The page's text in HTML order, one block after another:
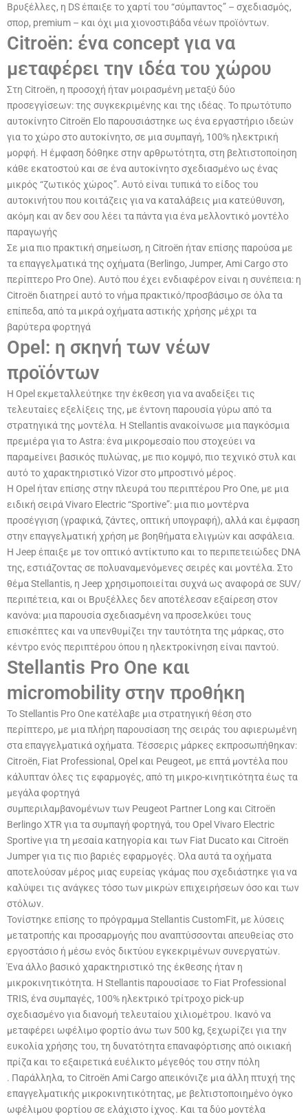
Βρυξέλλες, η DS έπαιξε το χαρτί του “σύμπαντος” – σχεδιασμός,
σπορ, premium – και όχι μια χιονοστιβάδα νέων προϊόντων.
Citroën: ένα concept για να
μεταφέρει την ιδέα του χώρου
Στη Citroën, η προσοχή ήταν μοιρασμένη μεταξύ δύο
προσεγγίσεων: της συγκεκριμένης και της ιδέας. Το πρωτότυπο
αυτοκίνητο Citroën Elo παρουσιάστηκε ως ένα εργαστήριο ιδεών
για το χώρο στο αυτοκίνητο, σε μια συμπαγή, 100% ηλεκτρική
μορφή. Η έμφαση δόθηκε στην αρθρωτότητα, στη βελτιστοποίηση
κάθε εκατοστού και σε ένα αυτοκίνητο σχεδιασμένο ως ένας
μικρός “ζωτικός χώρος”. Αυτό είναι τυπικά το είδος του
αυτοκινήτου που κοιτάζεις για να καταλάβεις μια κατεύθυνση,
ακόμη και αν δεν σου λέει τα πάντα για ένα μελλοντικό μοντέλο
παραγωγής
Σε μια πιο πρακτική σημείωση, η Citroën ήταν επίσης παρούσα με
τα επαγγελματικά της οχήματα (Berlingo, Jumper, Ami Cargo στο
περίπτερο Pro One). Αυτό που έχει ενδιαφέρον είναι η συνέπεια: η
Citroën διατηρεί αυτό το νήμα πρακτικό/προσβάσιμο σε όλα τα
επίπεδα, από τα μικρά οχήματα αστικής χρήσης μέχρι τα
βαρύτερα φορτηγά
Opel: η σκηνή των νέων
προϊόντων
Η Opel εκμεταλλεύτηκε την έκθεση για να αναδείξει τις
τελευταίες εξελίξεις της, με έντονη παρουσία γύρω από τα
στρατηγικά της μοντέλα. Η Stellantis ανακοίνωσε μια παγκόσμια
πρεμιέρα για το Astra: ένα μικρομεσαίο που στοχεύει να
παραμείνει βασικός πυλώνας, με πιο κομψό, πιο τεχνικό στυλ και
αυτό το χαρακτηριστικό Vizor στο μπροστινό μέρος.
Η Opel ήταν επίσης στην πλευρά του περιπτέρου Pro One, με μια
ειδική σειρά Vivaro Electric “Sportive”: μια πιο μοντέρνα
προσέγγιση (γραφικά, ζάντες, οπτική υπογραφή), αλλά και έμφαση
στην επαγγελματική χρήση με βοηθήματα ελιγμών και ασφάλεια.
Η Jeep έπαιξε με τον οπτικό αντίκτυπο και το περιπετειώδες DNA
της, εστιάζοντας σε πολυαναμενόμενες σειρές και μοντέλα. Στο
θέμα Stellantis, η Jeep χρησιμοποιείται συχνά ως αναφορά σε SUV/
περιπέτεια, και οι Βρυξέλλες δεν αποτέλεσαν εξαίρεση στον
κανόνα: μια παρουσία σχεδιασμένη να προσελκύει τους
επισκέπτες και να υπενθυμίζει την ταυτότητα της μάρκας, στο
κέντρο ενός περιπτέρου όπου η ηλεκτροκίνηση είναι παντού.
Stellantis Pro One και
micromobility στην προθήκη
Το Stellantis Pro One κατέλαβε μια στρατηγική θέση στο
περίπτερο, με μια πλήρη παρουσίαση της σειράς του αφιερωμένη
στα επαγγελματικά οχήματα. Τέσσερις μάρκες εκπροσωπήθηκαν:
Citroën, Fiat Professional, Opel και Peugeot, με επτά μοντέλα που
κάλυπταν όλες τις εφαρμογές, από τη μικρο-κινητικότητα έως τα
μεγάλα φορτηγά
συμπεριλαμβανομένων των Peugeot Partner Long και Citroën
Berlingo XTR για τα συμπαγή φορτηγά, του Opel Vivaro Electric
Sportive για τη μεσαία κατηγορία και των Fiat Ducato και Citroën
Jumper για τις πιο βαριές εφαρμογές. Όλα αυτά τα οχήματα
αποτελούσαν μέρος μιας ευρείας γκάμας που σχεδιάστηκε για να
καλύψει τις ανάγκες τόσο των μικρών επιχειρήσεων όσο και των
στόλων.
Τονίστηκε επίσης το πρόγραμμα Stellantis CustomFit, με λύσεις
μετατροπής και προσαρμογής που αναπτύσσονται απευθείας στο
εργοστάσιο ή μέσω ενός δικτύου εγκεκριμένων συνεργατών.
Ένα άλλο βασικό χαρακτηριστικό της έκθεσης ήταν η
μικροκινητικότητα. Η Stellantis παρουσίασε το Fiat Professional
TRIS, ένα συμπαγές, 100% ηλεκτρικό τρίτροχο pick-up
σχεδιασμένο για διανομή τελευταίου χιλιομέτρου. Ικανό να
μεταφέρει ωφέλιμο φορτίο άνω των 500 kg, ξεχωρίζει για την
ευκολία χρήσης του, τη δυνατότητα επαναφόρτισης από οικιακή
πρίζα και το εξαιρετικά ευέλικτο μέγεθός του στην πόλη
. Παράλληλα, το Citroën Ami Cargo απεικόνιζε μια άλλη πτυχή της
επαγγελματικής μικροκινητικότητας, με βελτιστοποιημένο όγκο
ωφέλιμου φορτίου σε ελάχιστο ίχνος. Και τα δύο μοντέλα